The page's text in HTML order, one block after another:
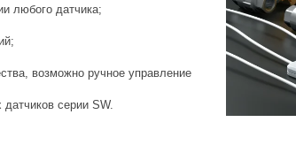
любого датчика;
возможно ручное управление
серии SW.